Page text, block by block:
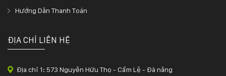
Hướng Dẫn Thanh Toán
ĐỊA CHỈ LIÊN HỆ
Địa chỉ 1: 573 Nguyễn Hữu Thọ - Cẩm Lệ - Đà nẵng